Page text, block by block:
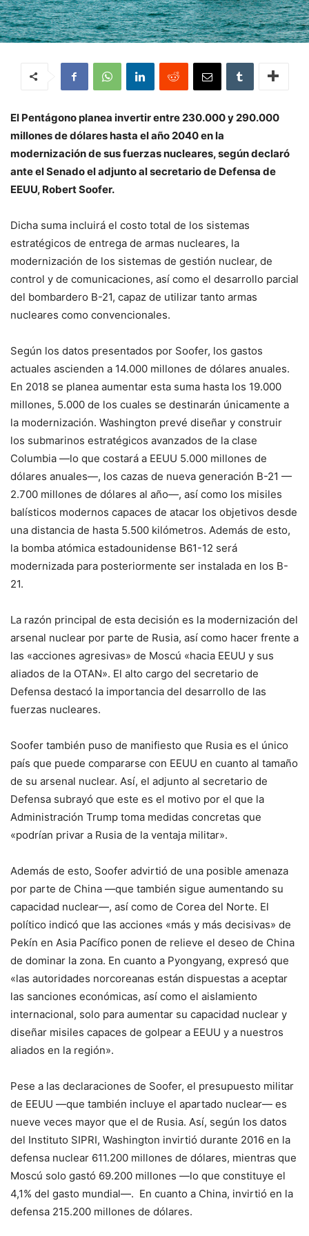
El Pentágono planea invertir entre 230.000 y 290.000
millones de dólares hasta el año 2040 en la
modernización de sus fuerzas nucleares, según declaró
ante el Senado el adjunto al secretario de Defensa de
EEUU, Robert Soofer.
Dicha suma incluirá el costo total de los sistemas
estratégicos de entrega de armas nucleares, la
modernización de los sistemas de gestión nuclear, de
control y de comunicaciones, así como el desarrollo parcial
del bombardero B-21, capaz de utilizar tanto armas
nucleares como convencionales.
Según los datos presentados por Soofer, los gastos
actuales ascienden a 14.000 millones de dólares anuales.
En 2018 se planea aumentar esta suma hasta los 19.000
millones, 5.000 de los cuales se destinarán únicamente a
la modernización. Washington prevé diseñar y construir
los submarinos estratégicos avanzados de la clase
Columbia —lo que costará a EEUU 5.000 millones de
dólares anuales—, los cazas de nueva generación B-21 —
2.700 millones de dólares al año—, así como los misiles
balísticos modernos capaces de atacar los objetivos desde
una distancia de hasta 5.500 kilómetros. Además de esto,
la bomba atómica estadounidense B61-12 será
modernizada para posteriormente ser instalada en los B-
21.
La razón principal de esta decisión es la modernización del
arsenal nuclear por parte de Rusia, así como hacer frente a
las «acciones agresivas» de Moscú «hacia EEUU y sus
aliados de la OTAN». El alto cargo del secretario de
Defensa destacó la importancia del desarrollo de las
fuerzas nucleares.
Soofer también puso de manifiesto que Rusia es el único
país que puede compararse con EEUU en cuanto al tamaño
de su arsenal nuclear. Así, el adjunto al secretario de
Defensa subrayó que este es el motivo por el que la
Administración Trump toma medidas concretas que
«podrían privar a Rusia de la ventaja militar».
Además de esto, Soofer advirtió de una posible amenaza
por parte de China —que también sigue aumentando su
capacidad nuclear—, así como de Corea del Norte. El
político indicó que las acciones «más y más decisivas» de
Pekín en Asia Pacífico ponen de relieve el deseo de China
de dominar la zona. En cuanto a Pyongyang, expresó que
«las autoridades norcoreanas están dispuestas a aceptar
las sanciones económicas, así como el aislamiento
internacional, solo para aumentar su capacidad nuclear y
diseñar misiles capaces de golpear a EEUU y a nuestros
aliados en la región».
Pese a las declaraciones de Soofer, el presupuesto militar
de EEUU —que también incluye el apartado nuclear— es
nueve veces mayor que el de Rusia. Así, según los datos
del Instituto SIPRI, Washington invirtió durante 2016 en la
defensa nuclear 611.200 millones de dólares, mientras que
Moscú solo gastó 69.200 millones —lo que constituye el
4,1% del gasto mundial—. En cuanto a China, invirtió en la
defensa 215.200 millones de dólares.